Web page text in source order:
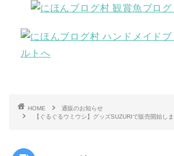
HOME
通販のお知らせ
【ぐるぐるウミウシ】グッズSUZURIで販売開始しま